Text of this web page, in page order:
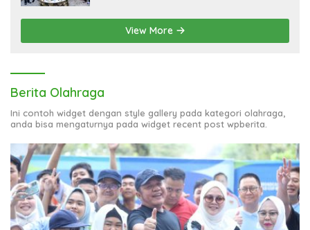
View More
Berita Olahraga
Ini contoh widget dengan style gallery pada kategori olahraga,
anda bisa mengaturnya pada widget recent post wpberita.